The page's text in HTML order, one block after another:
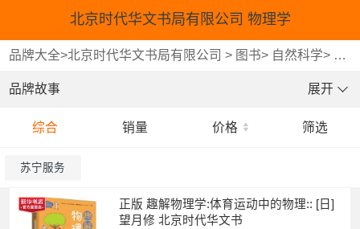
北京时代华文书局有限公司 物理学
品牌大全>北京时代华文书局有限公司 > 图书> 自然科学> 物
品牌故事 展开
综合 销量 价格 筛选
苏宁服务
正版 趣解物理学:体育运动中的物理:: [日]
望月修 北京时代华文书